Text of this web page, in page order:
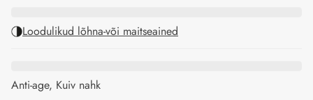
Loodulikud lõhna-või maitseained
Anti-age, Kuiv nahk